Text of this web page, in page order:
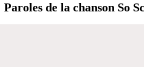
Paroles de la chanson So